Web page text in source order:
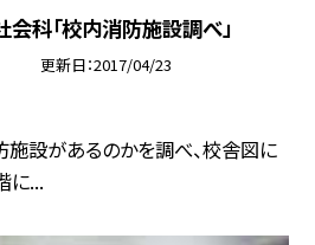
会科「校内消防施設調べ」
更新日 2017/04/23
設があるのかを調べ、校舎図に
に...